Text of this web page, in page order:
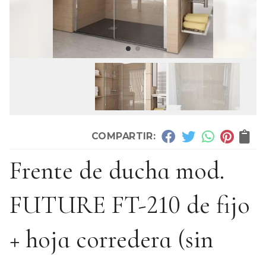
COMPARTIR:
Frente de ducha mod.
FUTURE FT-210 de fijo
+ hoja corredera (sin